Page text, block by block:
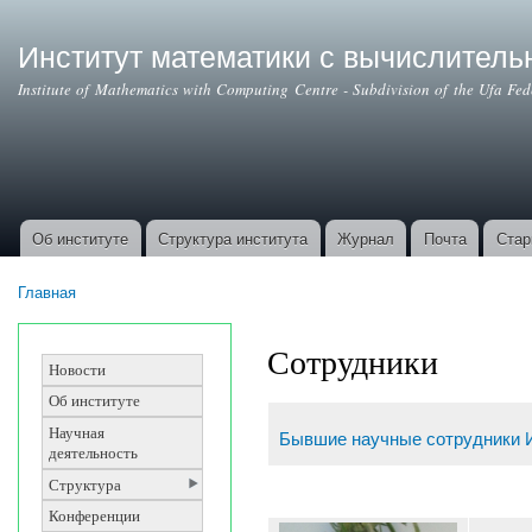
Институт математики с
Institute of Mathematics with Computing Centre - Subdivision of the Ufa
Основные ссылки
Об институте Структура института Журнал Почта
Главная
Новости
Об институте
Научная
деятельность
Структура
Конференции
Сотрудники
Бывшие научные сотрудники